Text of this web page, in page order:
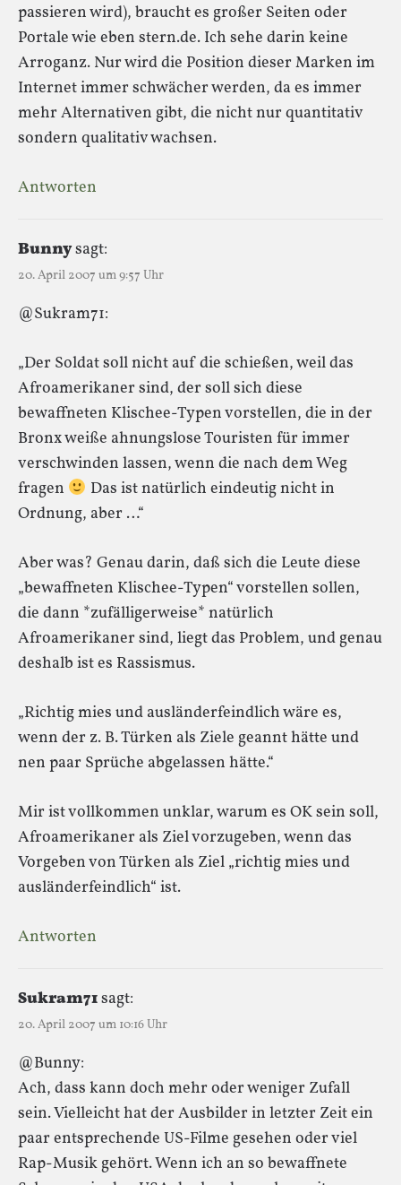
passieren wird), braucht es großer Seiten oder
Portale wie eben stern.de. Ich sehe darin keine
Arroganz. Nur wird die Position dieser Marken im
Internet immer schwächer werden, da es immer
mehr Alternativen gibt, die nicht nur quantitativ
sondern qualitativ wachsen.
Antworten
Bunnysagt:
20. April 2007 um 9:57 Uhr
@Sukram71:
„Der Soldat soll nicht auf die schießen, weil das
Afroamerikaner sind, der soll sich diese
bewaffneten Klischee-Typen vorstellen, die in der
Bronx weiße ahnungslose Touristen für immer
verschwinden lassen, wenn die nach dem Weg
fragen
Das ist natürlich eindeutig nicht in
Ordnung, aber …“
Aber was? Genau darin, daß sich die Leute diese
„bewaffneten Klischee-Typen“ vorstellen sollen,
die dann *zufälligerweise* natürlich
Afroamerikaner sind, liegt das Problem, und genau
deshalb ist es Rassismus.
„Richtig mies und ausländerfeindlich wäre es,
wenn der z. B. Türken als Ziele geannt hätte und
nen paar Sprüche abgelassen hätte.“
Mir ist vollkommen unklar, warum es OK sein soll,
Afroamerikaner als Ziel vorzugeben, wenn das
Vorgeben von Türken als Ziel „richtig mies und
ausländerfeindlich“ ist.
Antworten
Sukram71sagt:
20. April 2007 um 10:16 Uhr
@Bunny:
Ach, dass kann doch mehr oder weniger Zufall
sein. Vielleicht hat der Ausbilder in letzter Zeit ein
paar entsprechende US-Filme gesehen oder viel
Rap-Musik gehört. Wenn ich an so bewaffnete